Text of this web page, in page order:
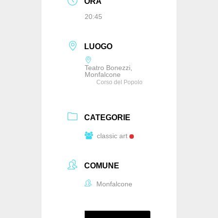
20:45
LUOGO
Teatro Bonezzi,
Monfalcone
Corso del Popolo
CATEGORIE
classic art
COMUNE
Monfalcone